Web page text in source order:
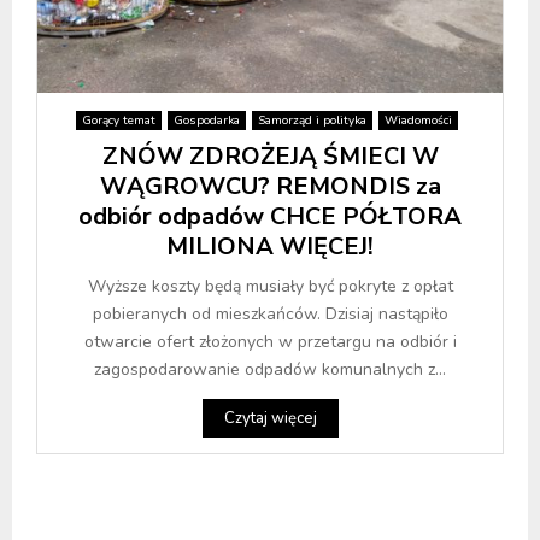
Gorący temat Gospodarka Samorząd i polityka Wiadomości
ZNÓW ZDROŻEJĄ ŚMIECI W
WĄGROWCU? REMONDIS za
odbiór odpadów CHCE PÓŁTORA
MILIONA WIĘCEJ!
Wyższe koszty będą musiały być pokryte z opłat
pobieranych od mieszkańców. Dzisiaj nastąpiło
otwarcie ofert złożonych w przetargu na odbiór i
zagospodarowanie odpadów komunalnych z...
Czytaj więcej